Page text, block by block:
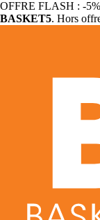
OFFRE FLASH : -5%
BASKET5. Hors